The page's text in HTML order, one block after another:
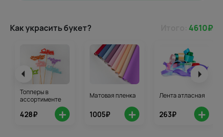
Как украсить букет? 4610₽
Топперы в
ассортименте
428₽ +
Матовая пленка
1005₽ +
Лента атласная
263₽ +